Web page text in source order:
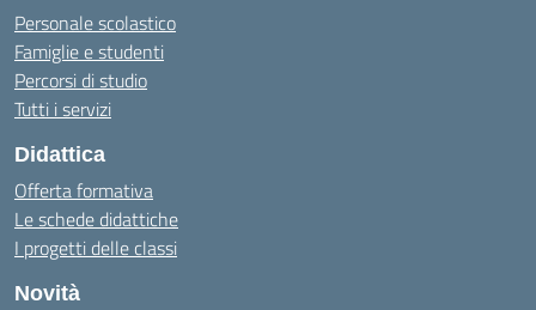
Personale scolastico
Famiglie e studenti
Percorsi di studio
Tutti i servizi
Didattica
Offerta formativa
Le schede didattiche
I progetti delle classi
Novità